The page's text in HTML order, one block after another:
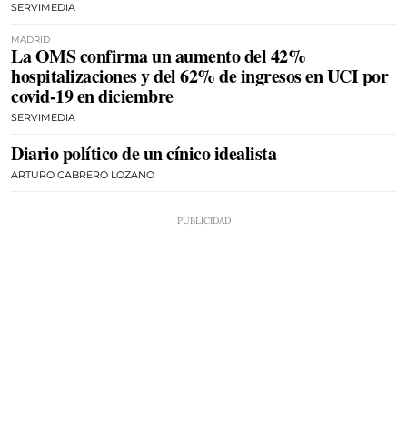
SERVIMEDIA
MADRID
La OMS confirma un aumento del 42%
hospitalizaciones y del 62% de ingresos en UCI por
covid-19 en diciembre
SERVIMEDIA
Diario político de un cínico idealista
ARTURO CABRERO LOZANO